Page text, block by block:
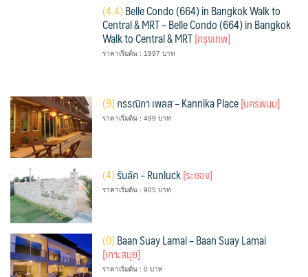
(4.4)Belle Condo (664) in Bangkok Walk to
Central & MRT – Belle Condo (664) in Bangkok
Walk to Central & MRT[กรุงเทพ]
ราคาเริ่มต้น : 1997 บาท
(9)กรรณิกา เพลส – Kannika Place[นครพนม]
ราคาเริ่มต้น : 499 บาท
(4)รันลัค – Runluck[ระยอง]
ราคาเริ่มต้น : 905 บาท
(0)Baan Suay Lamai – Baan Suay Lamai
[เกาะสมุย]
ราคาเริ่มต้น : 0 บาท